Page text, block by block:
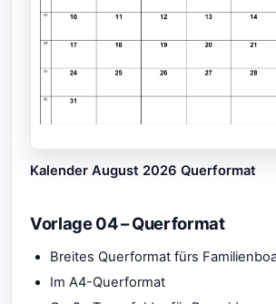
Kalender August 2026 Querformat
Vorlage 04 – Querformat
Breites Querformat fürs
Im A4-Querformat